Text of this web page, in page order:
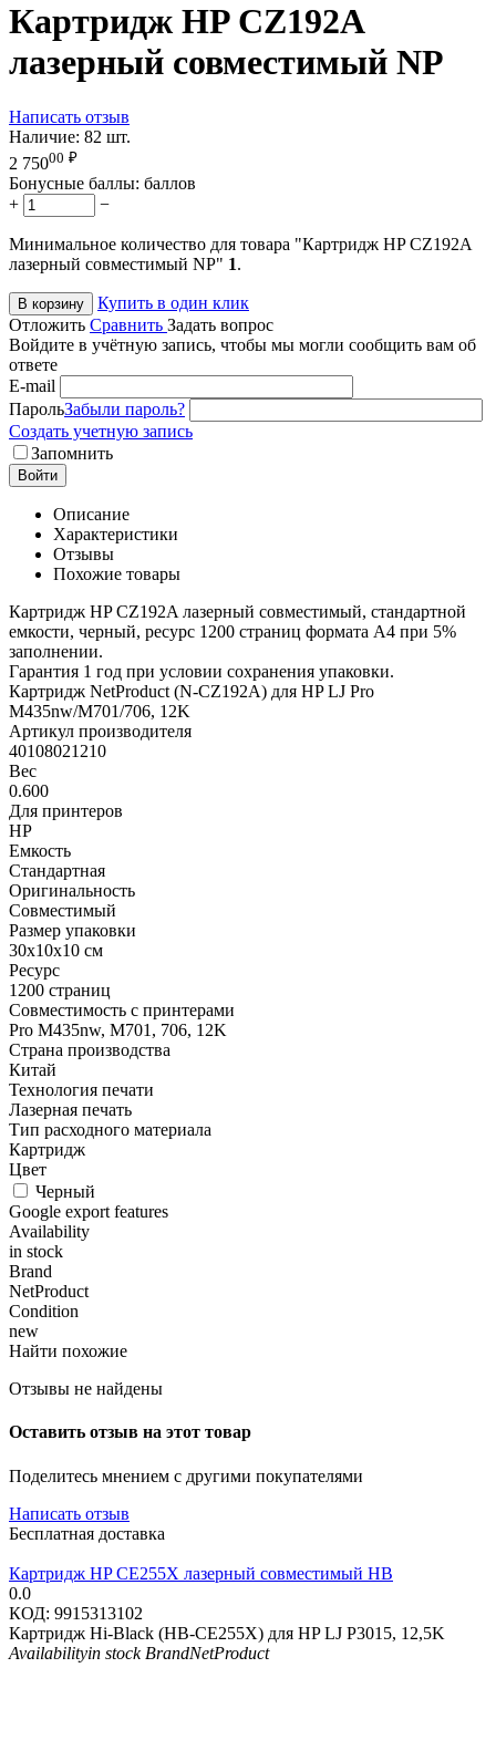
Картридж HP CZ192A
лазерный совместимый NP
Написать отзыв
Наличие: 82 шт.
2 75000 ₽
Бонусные баллы: баллов
+
−
Минимальное количество для товара "Картридж HP CZ192A
лазерный совместимый NP" 1.
В корзину
Купить в один клик
Отложить Сравнить Задать вопрос
Войдите в учётную запись, чтобы мы могли сообщить вам об
ответе
E-mail
ПарольЗабыли пароль?
Создать учетную запись
Запомнить
Войти
Описание
Характеристики
Отзывы
Похожие товары
Картридж HP CZ192A лазерный совместимый, стандартной
емкости, черный, ресурс 1200 страниц формата А4 при 5%
заполнении.
Гарантия 1 год при условии сохранения упаковки.
Картридж NetProduct (N-CZ192A) для HP LJ Pro
M435nw/M701/706, 12K
Артикул производителя
40108021210
Вес
0.600
Для принтеров
HP
Емкость
Стандартная
Оригинальность
Совместимый
Размер упаковки
30x10x10 см
Ресурс
1200 страниц
Совместимость с принтерами
Pro M435nw, M701, 706, 12K
Страна производства
Китай
Технология печати
Лазерная печать
Тип расходного материала
Картридж
Цвет
Черный
Google export features
Availability
in stock
Brand
NetProduct
Condition
new
Найти похожие
Отзывы не найдены
Оставить отзыв на этот товар
Поделитесь мнением с другими покупателями
Написать отзыв
Бесплатная доставка
Картридж HP CE255X лазерный совместимый HB
0.0
КОД: 9915313102
Картридж Hi-Black (HB-CE255X) для HP LJ P3015, 12,5K
Availabilityin stock BrandNetProduct